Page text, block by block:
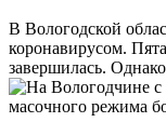
В Вологодской
коронавирусом.
завершилась.